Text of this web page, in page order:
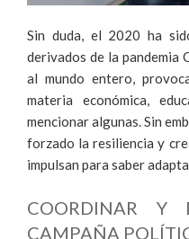
Sin duda, el 2020 ha
derivados de la pandemia
al mundo entero,
materia económica,
mencionar algunas. Sin
forzado la resiliencia y
impulsan para saber
COORDINAR Y
CAMPAÑA